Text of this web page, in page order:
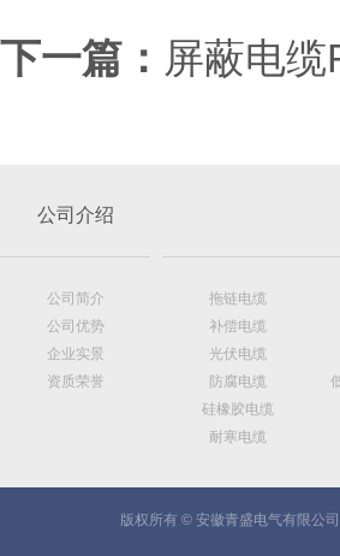
下一篇： 屏蔽电
公司介绍
公司简介
公司优势
企业实景
资质荣誉
拖链电缆
补偿电缆
光伏电缆
防腐电缆
硅橡胶电缆
耐寒电缆
版权所有 © 安徽青盛电气有限公